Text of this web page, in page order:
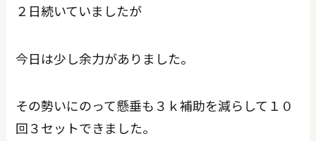
２日続いていましたが
今日は少し余力がありました。
その勢いにのって懸垂も３ｋ補助を減らして１０
回３セットできました。